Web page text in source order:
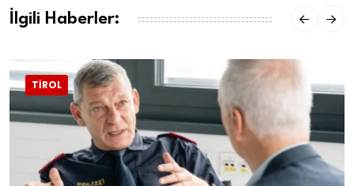
İlgili Haberler:
TIROL